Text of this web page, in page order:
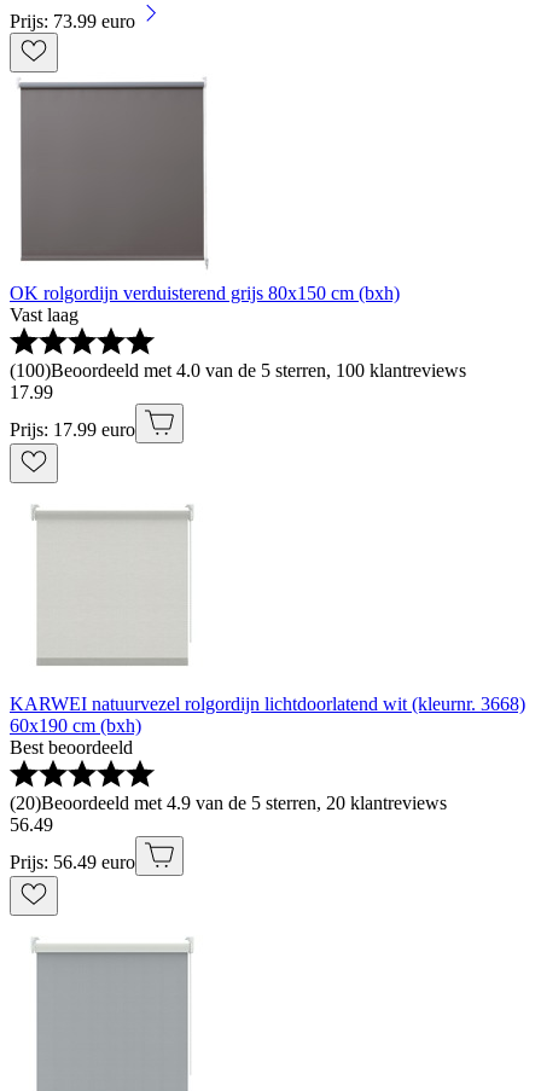
Prijs: 73.99 euro
OK rolgordijn verduisterend grijs 80x150 cm (bxh)
Vast laag
(100)Beoordeeld met 4.0 van de 5 sterren, 100 klantreviews
17.99
Prijs: 17.99 euro
KARWEI natuurvezel rolgordijn lichtdoorlatend wit (kleurnr. 3668)
60x190 cm (bxh)
Best beoordeeld
(20)Beoordeeld met 4.9 van de 5 sterren, 20 klantreviews
56.49
Prijs: 56.49 euro